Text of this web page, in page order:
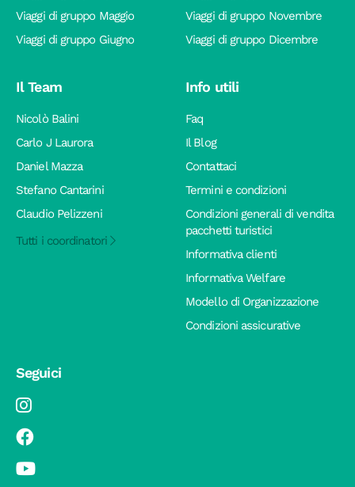
Viaggi di gruppo Maggio
Viaggi di gruppo Giugno
Viaggi di gruppo Novembre
Viaggi di gruppo Dicembre
Il Team
Nicolò Balini
Carlo J Laurora
Daniel Mazza
Stefano Cantarini
Claudio Pelizzeni
Tutti i coordinatori
Info utili
Faq
Il Blog
Contattaci
Termini e condizioni
Condizioni generali di vendita
pacchetti turistici
Informativa clienti
Informativa Welfare
Modello di Organizzazione
Condizioni assicurative
Seguici